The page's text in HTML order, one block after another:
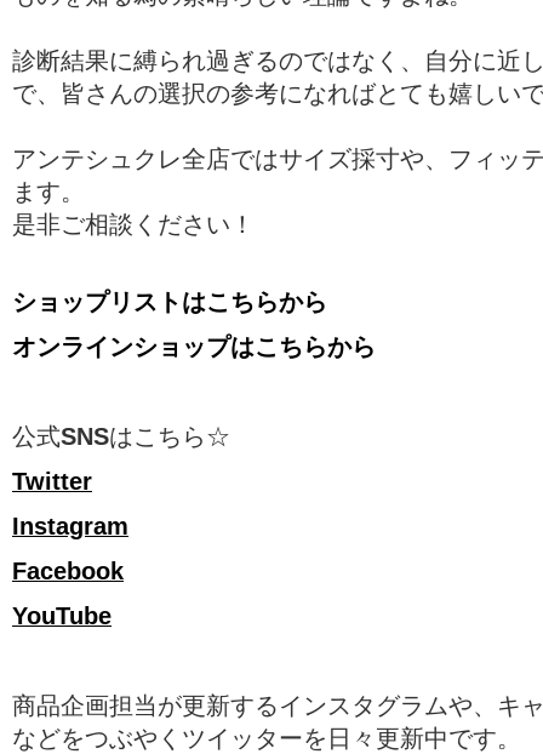
診断結果に縛られ過ぎるのではなく、自分に近
で、皆さんの選択の参考になればとても嬉しい
アンテシュクレ全店ではサイズ採寸や、フィッ
ます。
是非ご相談ください！
ショップリストはこちらから
オンラインショップはこちらから
公式SNSはこちら☆
Twitter
Instagram
Facebook
YouTube
商品企画担当が更新するインスタグラムや、キ
などをつぶやくツイッターを日々更新中です。